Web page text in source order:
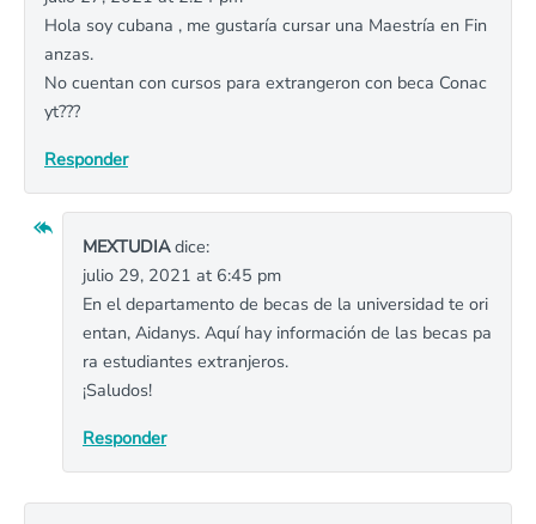
Hola soy cubana , me gustaría cursar una Maestría en Fin
anzas.
No cuentan con cursos para extrangeron con beca Conac
yt???
Responder
MEXTUDIAdice:
julio 29, 2021 at 6:45 pm
En el departamento de becas de la universidad te ori
entan, Aidanys. Aquí hay información de las becas pa
ra estudiantes extranjeros.
¡Saludos!
Responder